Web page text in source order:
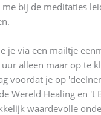
me bij de meditaties
je via een mailtje
alleen maar op te
voordat je op
Wereld Healing en
waardevolle